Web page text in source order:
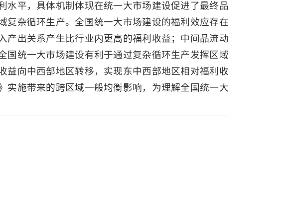
水平，具体机制体现在统一大市场建设促进了最终品
复杂循环生产。全国统一大市场建设的福利效应存在
产出关系产生比行业内更高的福利收益；中间品流动
国统一大市场建设有利于通过复杂循环生产发挥区域
益向中西部地区转移，实现东中西部地区相对福利收
实施带来的跨区域一般均衡影响，为理解全国统一大